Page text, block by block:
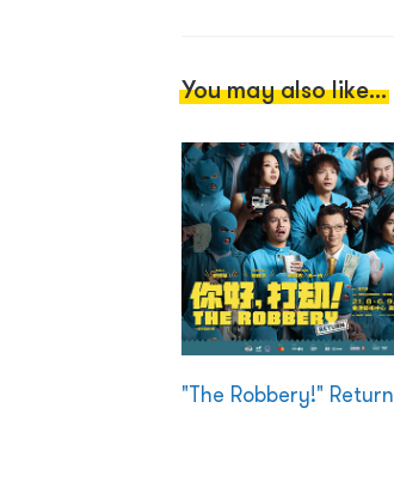
You may also like...
"The Robbery!" Return